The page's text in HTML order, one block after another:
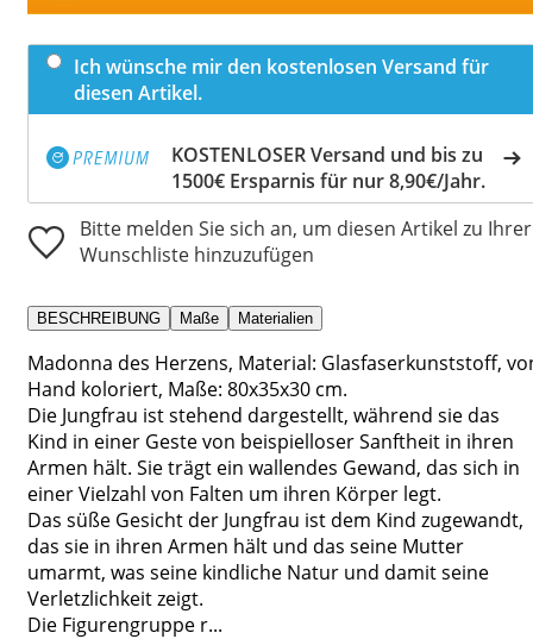
Ich wünsche mir den kostenlosen Versand für
diesen Artikel.
KOSTENLOSER Versand und bis zu
1500€ Ersparnis für nur 8,90€/Jahr.
Bitte melden Sie sich an, um diesen Artikel zu Ihrer
Wunschliste hinzuzufügen
BESCHREIBUNG Maße Materialien
Madonna des Herzens, Material: Glasfaserkunststoff,
Hand koloriert, Maße: 80x35x30 cm.
Die Jungfrau ist stehend dargestellt, während sie das
Kind in einer Geste von beispielloser Sanftheit in ihren
Armen hält. Sie trägt ein wallendes Gewand, das sich in
einer Vielzahl von Falten um ihren Körper legt.
Das süße Gesicht der Jungfrau ist dem Kind zugewandt,
das sie in ihren Armen hält und das seine Mutter
umarmt, was seine kindliche Natur und damit seine
Verletzlichkeit zeigt.
Die Figurengruppe r...